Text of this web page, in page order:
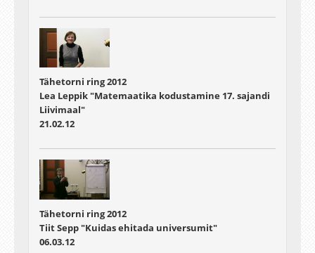
Tähetorni ring 2012
Lea Leppik "Matemaatika kodustamine 17. sajandi
Liivimaal"
21.02.12
Tähetorni ring 2012
Tiit Sepp "Kuidas ehitada universumit"
06.03.12